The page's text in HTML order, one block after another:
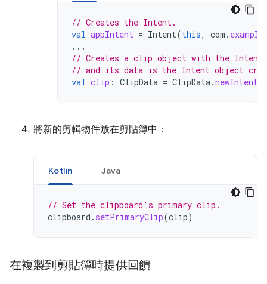
// Creates the Intent.
val appIntent = Intent(this, com . example
...
// Creates a clip object with the
// and its data is the Intent object
val clip : ClipData = ClipData.newIntent
將新的剪輯物件放在剪貼簿中：
Kotlin Java
// Set the clipboard's primary clip.
clipboard . setPrimaryClip(clip)
在複製到剪貼簿時提供回饋